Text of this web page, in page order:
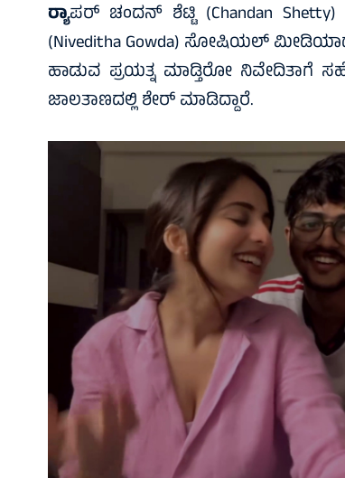
ರ‍್ಯಾಪರ್ ಚಂದನ್ ಶೆಟ್ಟಿ (Chandan
(Niveditha Gowda) ಸೋಷಿಯಲ್
ಹಾಡುವ ಪ್ರಯತ್ನ ಮಾಡ್ತಿರೋ ನಿವೇದಿತಾಗೆ
ಜಾಲತಾಣದಲ್ಲಿ ಶೇರ್ ಮಾಡಿದ್ದಾರೆ.